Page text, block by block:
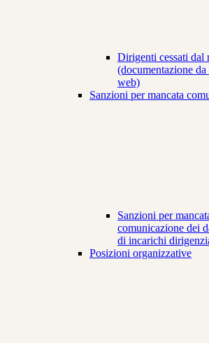
Dirigenti cessati dal
(documentazione
web)
Sanzioni per mancata
Sanzioni per
comunicazione dei
di incarichi
Posizioni organizzative